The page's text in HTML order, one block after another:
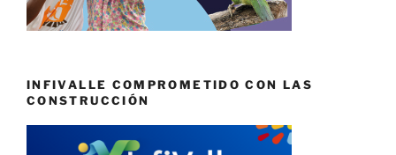
INFIVALLE COMPROMETIDO CON LAS
CONSTRUCCIÓN